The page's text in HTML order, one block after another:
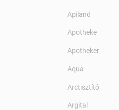
Apiland
Apotheke
Apotheker
Aqua
Arctisztító
Argital